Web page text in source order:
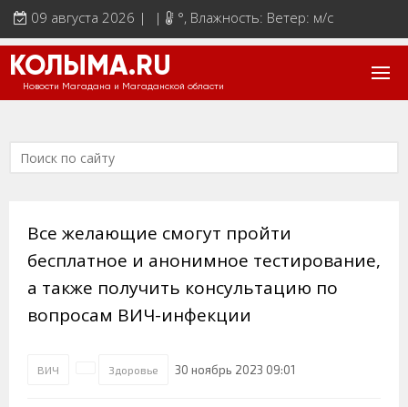
09 августа 2026 | | °, Влажность: Ветер: м/с
КОЛЫМА.RU
Новости Магадана и Магаданской области
Все желающие смогут пройти
бесплатное и анонимное тестирование,
а также получить консультацию по
вопросам ВИЧ-инфекции
ВИЧ Здоровье 30 ноябрь 2023 09:01